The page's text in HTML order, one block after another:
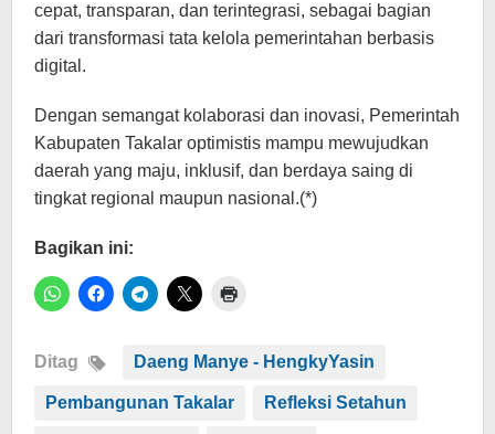
cepat, transparan, dan terintegrasi, sebagai bagian
dari transformasi tata kelola pemerintahan berbasis
digital.
Dengan semangat kolaborasi dan inovasi, Pemerintah
Kabupaten Takalar optimistis mampu mewujudkan
daerah yang maju, inklusif, dan berdaya saing di
tingkat regional maupun nasional.(*)
Bagikan ini:
Ditag Daeng Manye - HengkyYasin
Pembangunan Takalar Refleksi Setahun